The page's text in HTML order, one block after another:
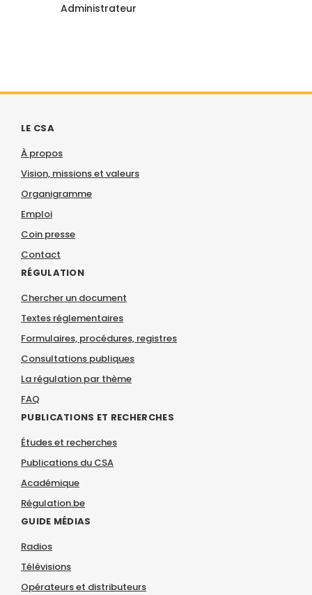
Administrateur
LE CSA
À propos
Vision, missions et valeurs
Organigramme
Emploi
Coin presse
Contact
RÉGULATION
Chercher un document
Textes réglementaires
Formulaires, procédures, registres
Consultations publiques
La régulation par thème
FAQ
PUBLICATIONS ET RECHERCHES
Études et recherches
Publications du CSA
Académique
Régulation.be
GUIDE MÉDIAS
Radios
Télévisions
Opérateurs et distributeurs